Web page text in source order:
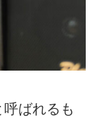
ばれるも